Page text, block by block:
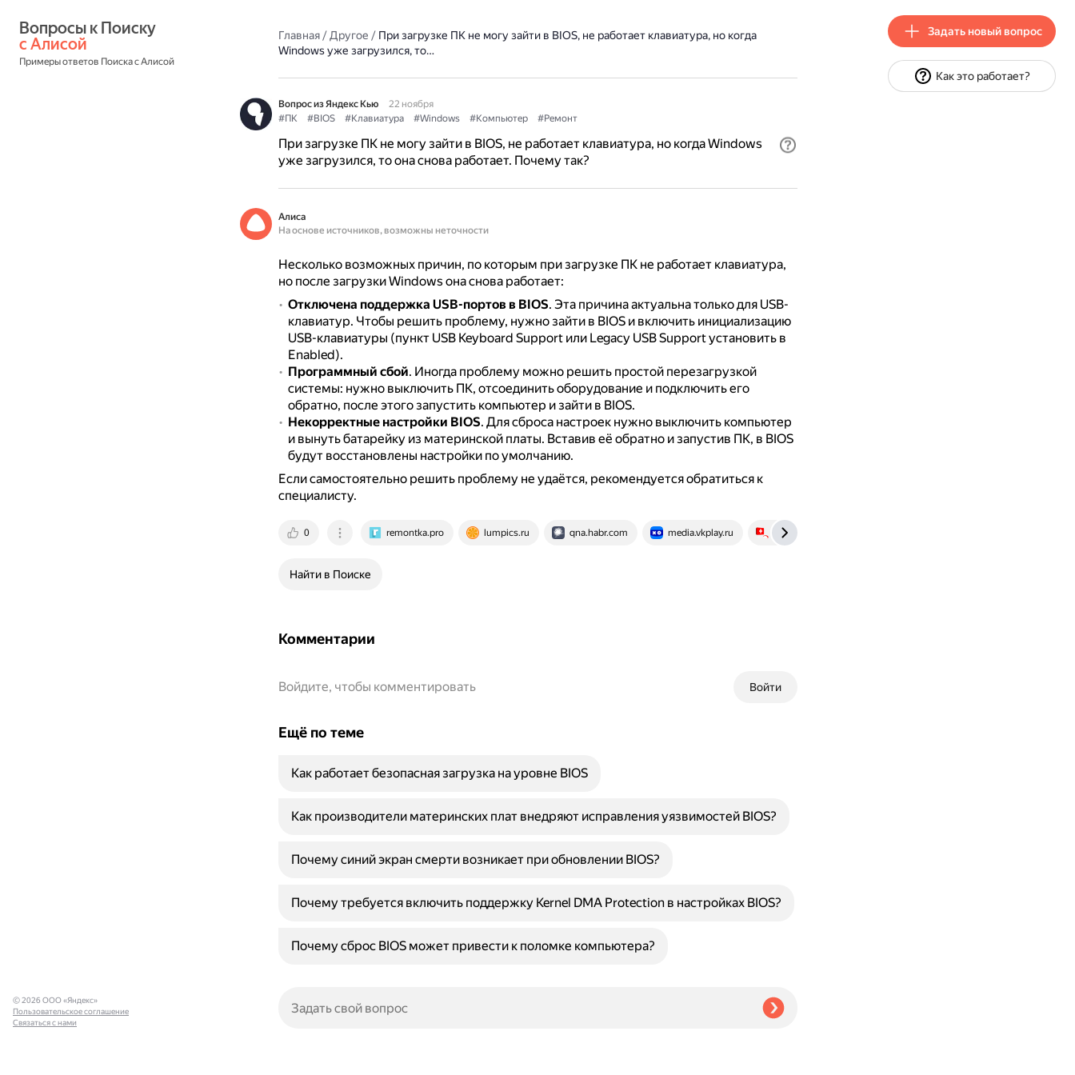
с Алисой
Примеры ответов Поиска с Алисой
Главная/Другое / При загрузке ПК не могу зайти в BIOS, не работает клавиатура, но когда
Windows уже загрузился, то…
Вопрос из Яндекс Кью
22 ноября
#ПК
#BIOS #Клавиатура #Windows #Компьютер #Ремонт
При загрузке ПК не могу зайти в BIOS, не работает клавиатура, но когда Windows
уже загрузился, то она снова работает. Почему так?
Алиса
На основе источников, возможны неточности
Несколько возможных причин, по которым при загрузке ПК не работает клавиатура,
но после загрузки Windows она снова работает:
Отключена поддержка USB-портов в BIOS. Эта причина актуальна только для USB-
клавиатур. Чтобы решить проблему, нужно зайти в BIOS и включить инициализацию
USB-клавиатуры (пункт USB Keyboard Support или Legacy USB Support установить в
Enabled).
Программный сбой. Иногда проблему можно решить простой перезагрузкой
системы: нужно выключить ПК, отсоединить оборудование и подключить его
обратно, после этого запустить компьютер и зайти в BIOS.
Некорректные настройки BIOS. Для сброса настроек нужно выключить компьютер
и вынуть батарейку из материнской платы. Вставив её обратно и запустив ПК, в BIOS
будут восстановлены настройки по умолчанию.
Если самостоятельно решить проблему не удаётся, рекомендуется обратиться к
специалисту.
0 remontka.pro lumpics.ru qna.habr.com media.vkplay.ru ocomp.info
Найти в Поиске
Комментарии
Войти
Войдите, чтобы комментировать
Ещё по теме
Как работает безопасная загрузка на уровне BIOS
Как производители материнских плат внедряют исправления уязвимостей BIOS?
Почему синий экран смерти возникает при обновлении BIOS?
Почему требуется включить поддержку Kernel DMA Protection в настройках BIOS?
Почему сброс BIOS может привести к поломке компьютера?
© 2026 ООО «Яндекс»
Пользовательское соглашение
Связаться с нами
Задать новый вопрос
Как это работает?